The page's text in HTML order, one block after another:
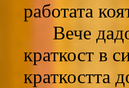
работата
Вече
краткост в
краткостта